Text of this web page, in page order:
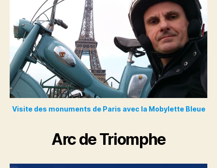
Visite des monuments de Paris avec la Mobylette Bleue
Arc de Triomphe